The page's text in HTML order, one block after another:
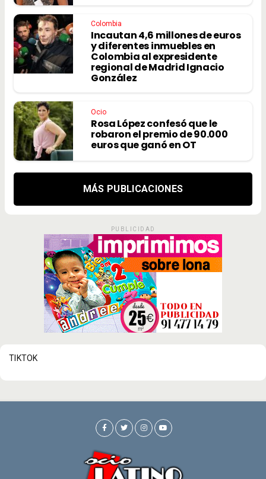
Colombia
Incautan 4,6 millones de euros
y diferentes inmuebles en
Colombia al expresidente
regional de Madrid Ignacio
González
Ocio
Rosa López confesó que le
robaron el premio de 90.000
euros que ganó en OT
MÁS PUBLICACIONES
PUBLICIDAD
TIKTOK